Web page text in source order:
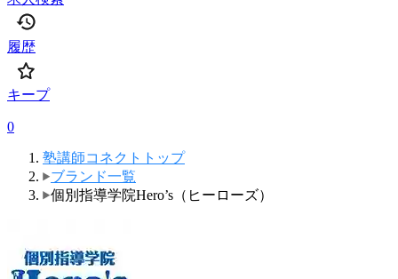
履歴
キープ
0
塾講師コネクトトップ
ブランド一覧
個別指導学院Hero’s（ヒーローズ）